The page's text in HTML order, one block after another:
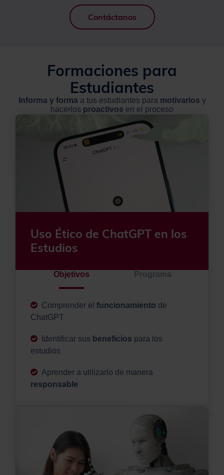
Contáctanos
Formaciones para
Estudiantes
Informa y forma a tus estudiantes para motivarlos y
hacerlos proactivos en el proceso
Uso Ético de ChatGPT en los
Estudios
Objetivos Programa
Comprender el funcionamiento de
ChatGPT
Identificar sus beneficios para los
estudios
Aprender a utilizarlo de manera
responsable